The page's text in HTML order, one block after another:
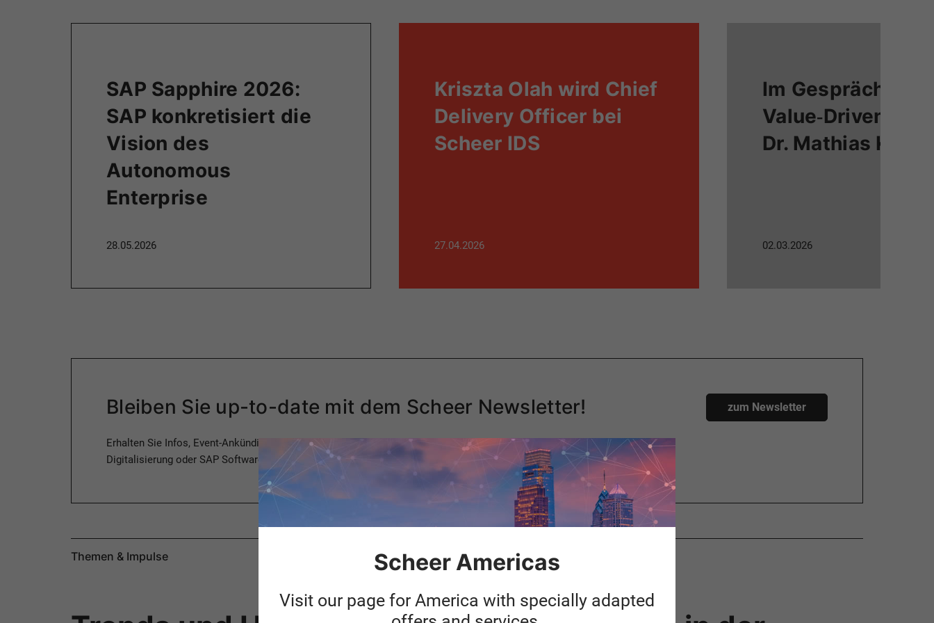
SAP Sapphire 2026:
SAP konkretisiert die
Vision des
Autonomous
Enterprise
28.05.2026
Kriszta Olah wird Chief
Delivery Officer bei
Scheer IDS
27.04.2026
Im Gespräch:
Value‑Driven
Dr. Mathias
02.03.2026
Bleiben Sie up-to-date mit dem Scheer Newsletter!
Erhalten Sie Infos, Event-Ankündigungen oder Angebote zu Themen wie Prozessoptimierung, Automatisierung,
Digitalisierung oder SAP Software & Beratung.
zum Newsletter
Themen & Impulse Scheer Americas
Visit our page for America with specially adapted